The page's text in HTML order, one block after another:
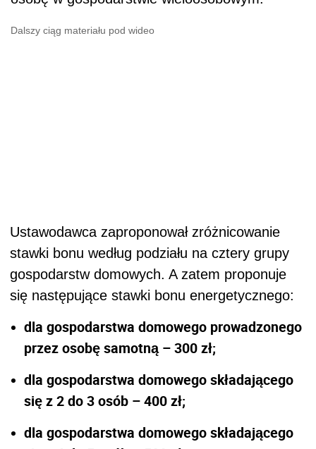
Dalszy ciąg materiału pod wideo
Ustawodawca zaproponował zróżnicowanie
stawki bonu według podziału na cztery grupy
gospodarstw domowych. A zatem proponuje
się następujące stawki bonu energetycznego:
dla gospodarstwa domowego prowadzonego
przez osobę samotną – 300 zł;
dla gospodarstwa domowego składającego
się z 2 do 3 osób – 400 zł;
dla gospodarstwa domowego składającego